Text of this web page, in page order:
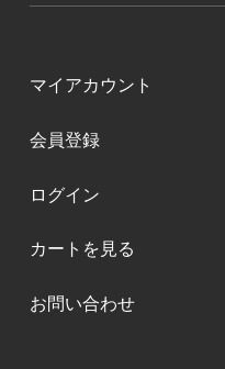
マイアカウント
会員登録
ログイン
カートを見る
お問い合わせ